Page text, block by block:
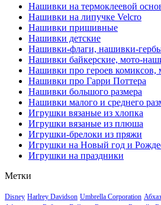
Нашивки на термоклеевой
Нашивки на липучке Velcro
Нашивки пришивные
Нашивки детские
Нашивки-флаги, нашивки-
Нашивки байкерские, мото-
Нашивки про героев комиксов,
Нашивки про Гарри Поттера
Нашивки большого размера
Нашивки малого и среднего
Игрушки вязаные из хлопка
Игрушки вязаные из плюша
Игрушки-брелоки из пряжи
Игрушки на Новый год и
Игрушки на праздники
Метки
Disney Harlrey Davidson Umbrella Corporation